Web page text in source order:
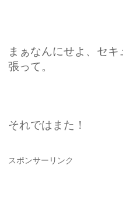
まぁなんにせよ、セ
張って。
それではまた！
スポンサーリンク